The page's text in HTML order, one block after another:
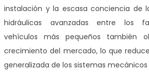
instalación y la escasa conciencia de
hidráulicas avanzadas entre los
vehículos más pequeños también
crecimiento del mercado, lo que
generalizada de los sistemas